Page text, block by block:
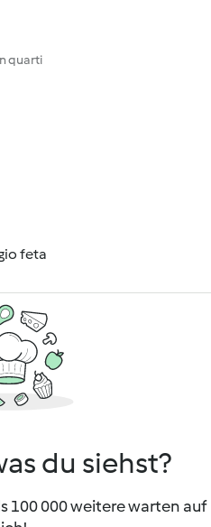
quarti
feta
du siehst?
100 000 weitere warten auf